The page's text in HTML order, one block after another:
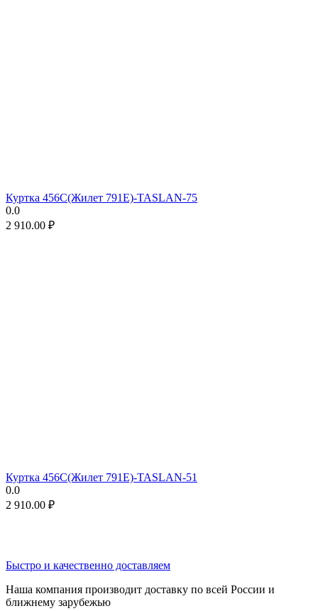
Куртка 456C(Жилет 791E)-TASLAN-75
0.0
2 910.00 ₽
Куртка 456C(Жилет 791E)-TASLAN-51
0.0
2 910.00 ₽
Быстро и качественно доставляем
Наша компания производит доставку по всей России и
ближнему зарубежью